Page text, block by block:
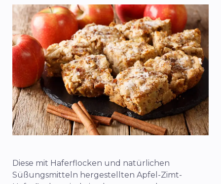
Diese mit Haferflocken und natürlichen
Süßungsmitteln hergestellten Apfel-Zimt-